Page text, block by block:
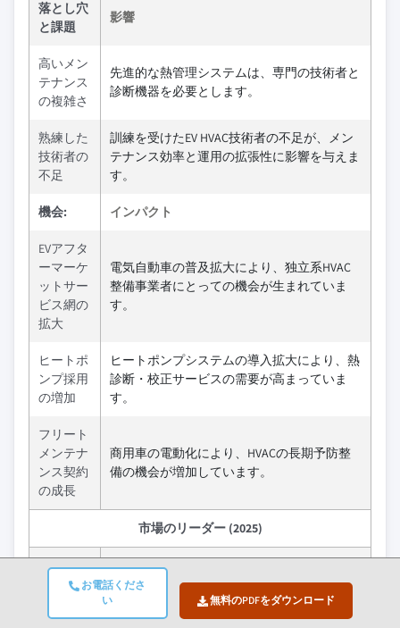
お電話くださ
い
無料のPDFをダウンロード
落とし穴
と課題
影響
高いメン
テナンス
の複雑さ
先進的な熱管理システムは、専門の技術者と
診断機器を必要とします。
熟練した
技術者の
不足
訓練を受けたEV HVAC技術者の不足が、メン
テナンス効率と運用の拡張性に影響を与えま
す。
機会: インパクト
EVアフタ
ーマーケ
ットサー
ビス網の
拡大
電気自動車の普及拡大により、独立系HVAC
整備事業者にとっての機会が生まれていま
す。
ヒートポ
ンプ採用
の増加
ヒートポンプシステムの導入拡大により、熱
診断・校正サービスの需要が高まっていま
す。
フリート
メンテナ
ンス契約
の成長
商用車の電動化により、HVACの長期予防整
備の機会が増加しています。
市場のリーダー (2025)
市場リーダ
テスラ
13%の市場シェア